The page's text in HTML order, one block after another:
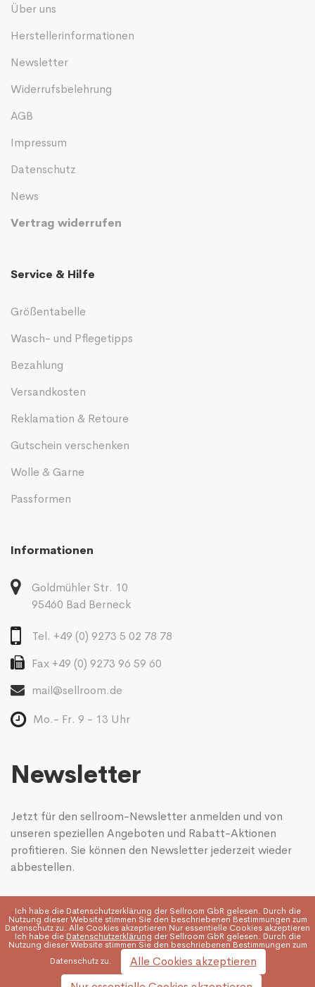
Über uns
Herstellerinformationen
Newsletter
Widerrufsbelehrung
AGB
Impressum
Datenschutz
News
Vertrag widerrufen
Service & Hilfe
Größentabelle
Wasch- und Pflegetipps
Bezahlung
Versandkosten
Reklamation & Retoure
Gutschein verschenken
Wolle & Garne
Passformen
Informationen
Goldmühler Str. 10
95460 Bad Berneck
Tel. +49 (0) 9273 5 02 78 78
Fax +49 (0) 9273 96 59 60
mail@sellroom.de
Mo.- Fr. 9 - 13 Uhr
Newsletter
Jetzt für den sellroom-Newsletter anmelden und von
unseren speziellen Angeboten und Rabatt-Aktionen
profitieren. Sie können den Newsletter jederzeit wieder
abbestellen.
Ich habe die Datenschutzerklärung der Sellroom GbR gelesen. Durch die
Nutzung dieser Website stimmen Sie den beschriebenen Bestimmungen zum
Datenschutz zu. Alle Cookies akzeptieren Nur essentielle Cookies akzeptieren
Ich habe die Datenschutzerklärung der Sellroom GbR gelesen. Durch die
Nutzung dieser Website stimmen Sie den beschriebenen Bestimmungen zum
Datenschutz zu.
Alle Cookies akzeptieren